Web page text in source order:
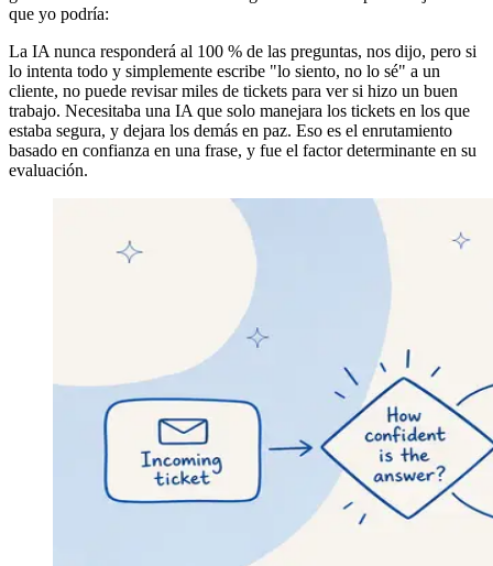
que yo podría:
La IA nunca responderá al 100 % de las preguntas, nos dijo, pero si
lo intenta todo y simplemente escribe "lo siento, no lo sé" a un
cliente, no puede revisar miles de tickets para ver si hizo un buen
trabajo. Necesitaba una IA que solo manejara los tickets en los que
estaba segura, y dejara los demás en paz. Eso es el enrutamiento
basado en confianza en una frase, y fue el factor determinante en su
evaluación.